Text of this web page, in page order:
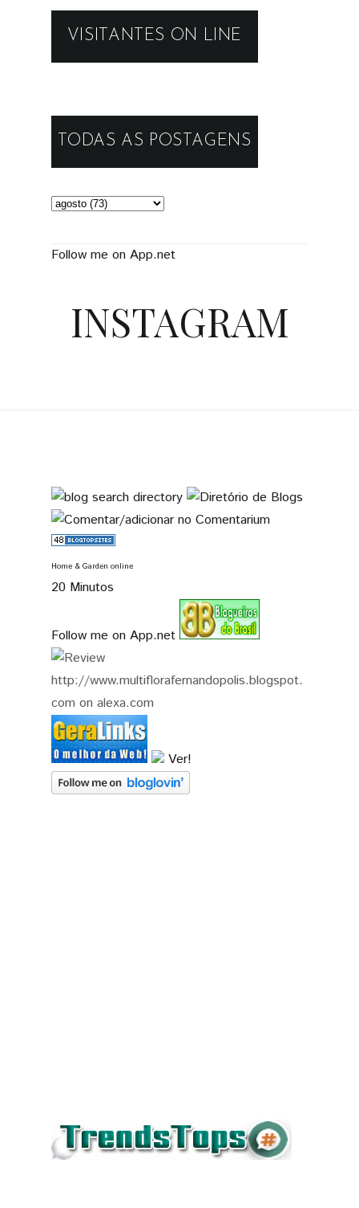
VISITANTES ON LINE
TODAS AS POSTAGENS
Follow me on App.net
INSTAGRAM
Home & Garden online
20 Minutos
Follow me on App.net
Ver!